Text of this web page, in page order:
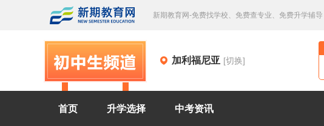
新期教育网-免费找学校、免费查专业、免费升学辅导
加利福尼亚 [切换]
首页 升学选择 中考资讯